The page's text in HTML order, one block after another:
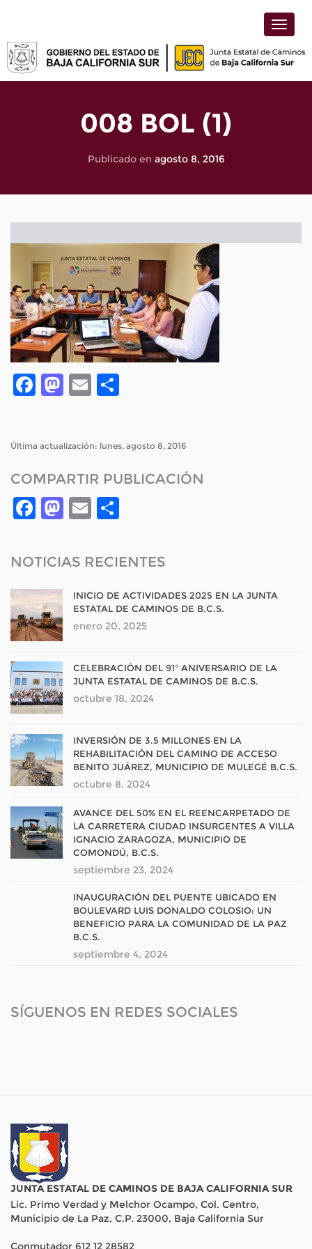
Toggle
008 BOL (1)
Publicado en agosto 8, 2016
Facebook
Mastodon
Email
Última actualización: lunes, agosto 8, 2016
COMPARTIR PUBLICACIÓN
Facebook
Mastodon
Email
NOTICIAS RECIENTES
INICIO DE ACTIVIDADES 2025 EN LA JUNTA
ESTATAL DE CAMINOS DE B.C.S.
enero 20, 2025
CELEBRACIÓN DEL 91° ANIVERSARIO DE LA
JUNTA ESTATAL DE CAMINOS DE B.C.S.
octubre 18, 2024
INVERSIÓN DE 3.5 MILLONES EN LA
REHABILITACIÓN DEL CAMINO DE ACCESO
BENITO JUÁREZ, MUNICIPIO DE MULEGÉ B.C.S.
octubre 8, 2024
AVANCE DEL 50% EN EL REENCARPETADO DE
LA CARRETERA CIUDAD INSURGENTES A VILLA
IGNACIO ZARAGOZA, MUNICIPIO DE
COMONDÚ, B.C.S.
septiembre 23, 2024
INAUGURACIÓN DEL PUENTE UBICADO EN
BOULEVARD LUIS DONALDO COLOSIO: UN
BENEFICIO PARA LA COMUNIDAD DE LA PAZ
B.C.S.
septiembre 4, 2024
SÍGUENOS EN REDES SOCIALES
JUNTA ESTATAL DE CAMINOS DE BAJA CALIFORNIA SUR
Lic. Primo Verdad y Melchor Ocampo, Col. Centro,
Municipio de La Paz, C.P. 23000, Baja California Sur
Conmutador 612 12 28582